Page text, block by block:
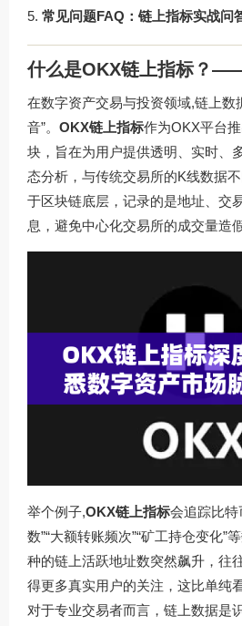
常见问题FAQ：链上指标实战问
什么是OKX链上指标？
在数字资产交易与投资领域,链上数
音”。 OKX链上指标作为OKX平台
块，旨在为用户提供透明、实时、
态分析，与传统交易所的K线数据
于区块链底层，记录的是地址、交
息，避免中心化交易所的成交量造
举个例子,OKX链上指标会追踪比特
数”“大额转账频次”“矿工持仓变化”
种的链上活跃地址数突然飙升，往
得更多真实用户的关注，这比单纯
对于专业交易者而言，链上数据是